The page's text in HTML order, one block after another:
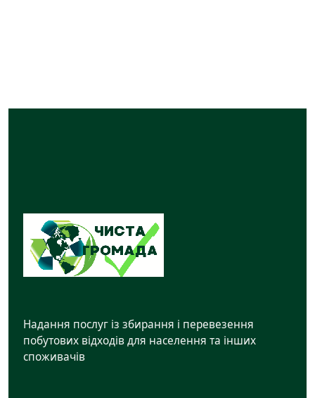
Надання послуг із збирання і перевезення
побутових відходів для населення та інших
споживачів